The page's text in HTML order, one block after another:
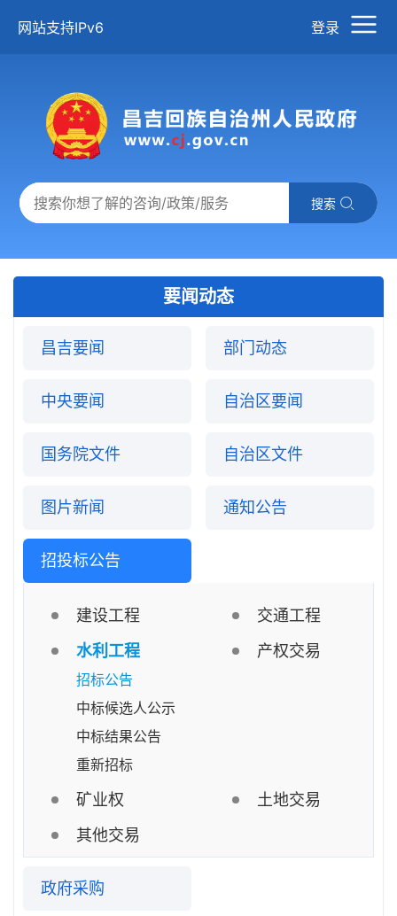
网站支持IPv6 登录
搜索
要闻动态
昌吉要闻 部门动态
中央要闻 自治区要闻
国务院文件 自治区文件
图片新闻 通知公告
招投标公告
建设工程
交通工程
水利工程
招标公告
中标候选人公示
中标结果公告
重新招标
产权交易
矿业权
土地交易
其他交易
政府采购